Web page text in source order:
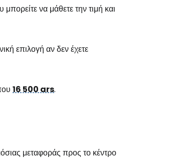
να μάθετε την τιμή και
επιλογή αν δεν έχετε
16 500 ars.
μεταφοράς προς το κέντρο